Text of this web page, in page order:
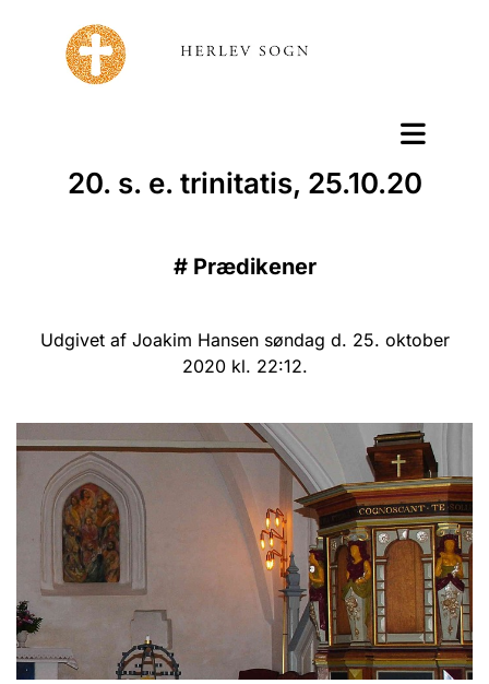
20. s. e. trinitatis, 25.10.20
# Prædikener
Udgivet af Joakim Hansen søndag d. 25. oktober
2020 kl. 22:12.